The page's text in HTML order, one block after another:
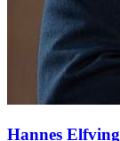
Hannes Elfving